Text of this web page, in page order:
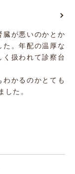
臓が悪いのかとか
。年配の温厚な
く扱われて診察台
かるのかとても
した。